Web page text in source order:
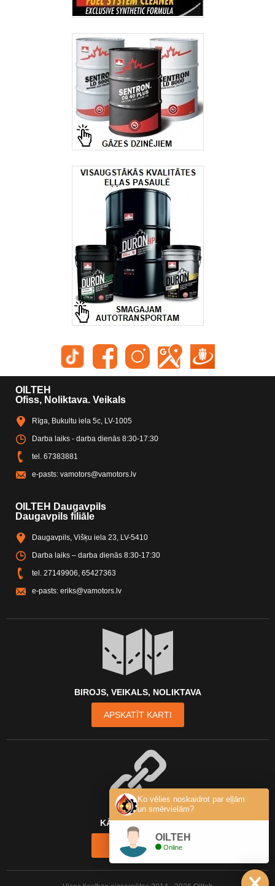
OILTEH
Ofiss, Noliktava. Veikals
Rīga, Bukultu iela 5c, LV-1005
Darba laiks - darba dienās 8:30-17:30
tel. 67383881
e-pasts: vamotors@vamotors.lv
OILTEH Daugavpils
Daugavpils filiāle
Daugavpils, Višķu iela 23, LV-5410
Darba laiks – darba dienās 8:30-17:30
tel. 27149906 65427363
e-pasts: eriks@vamotors.lv
BIROJS, VEIKALS, NOLIKTAVA
APSKATĪT KARTI
KĀ MŪS ATRAST?
KONTAKTI
Ko vēlies noskaidrot par eļļām
un smērvielām?
OILTEH
Online